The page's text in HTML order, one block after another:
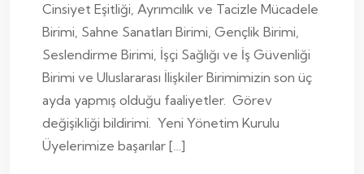
Cinsiyet Eşitliği, Ayrımcılık ve Tacizle Mücadele
Birimi, Sahne Sanatları Birimi, Gençlik Birimi,
Seslendirme Birimi, İşçi Sağlığı ve İş Güvenliği
Birimi ve Uluslararası İlişkiler Birimimizin son üç
ayda yapmış olduğu faaliyetler. Görev
değişikliği bildirimi. Yeni Yönetim Kurulu
Üyelerimize başarılar […]